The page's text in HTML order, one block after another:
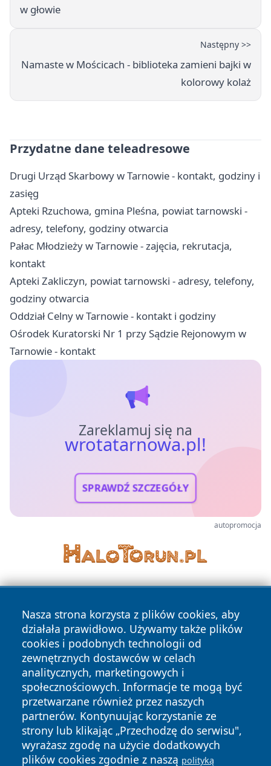
w głowie
Następny >>
Namaste w Mościcach - biblioteka zamieni bajki w
kolorowy kolaż
Przydatne dane teleadresowe
Drugi Urząd Skarbowy w Tarnowie - kontakt, godziny i
zasięg
Apteki Rzuchowa, gmina Pleśna, powiat tarnowski -
adresy, telefony, godziny otwarcia
Pałac Młodzieży w Tarnowie - zajęcia, rekrutacja,
kontakt
Apteki Zakliczyn, powiat tarnowski - adresy, telefony,
godziny otwarcia
Oddział Celny w Tarnowie - kontakt i godziny
Ośrodek Kuratorski Nr 1 przy Sądzie Rejonowym w
Tarnowie - kontakt
Zareklamuj się na
wrotatarnowa.pl!
SPRAWDŹ SZCZEGÓŁY
autopromocja
Nasza strona korzysta z plików cookies, aby
działała prawidłowo. Używamy także plików
cookies i podobnych technologii od
zewnętrznych dostawców w celach
analitycznych, marketingowych i
społecznościowych. Informacje te mogą być
przetwarzane również przez naszych
partnerów. Kontynuując korzystanie ze
strony lub klikając „Przechodzę do serwisu",
wyrażasz zgodę na użycie dodatkowych
plików cookies zgodnie z naszą polityką
Copyright © 2026 wrotatarnowa.pl Wszystkie prawa
zastrzeżone.
News Autorzy
Polityka
Prywatności
Polityka
Cookies